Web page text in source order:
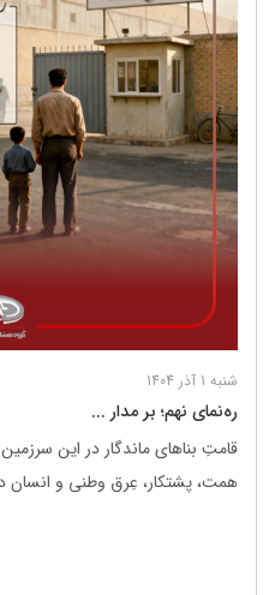
شنبه 1 آذر 1404
ره‌نمای نهم؛ بر مدار ...
قامتِ بناهای ماندگار در این
همت، پشتکار، عِرق وطنی و